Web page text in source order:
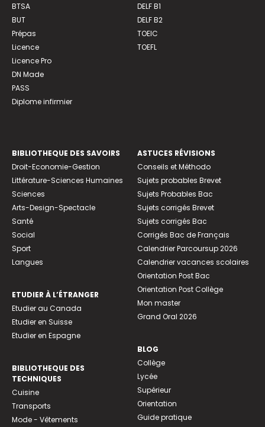
BTSA
BUT
Prépas
Licence
Licence Pro
DN Made
PASS
Diplome infirmier
DELF B1
DELF B2
TOEIC
TOEFL
BIBLIOTHEQUE DES SAVOIRS
Droit-Economie-Gestion
Littérature-Sciences Humaines
Sciences
Arts-Design-Spectacle
Santé
Social
Sport
Langues
ETUDIER À L’ÉTRANGER
Etudier au Canada
Etudier en Suisse
Etudier en Espagne
BIBLIOTHEQUE DES
TECHNIQUES
Cuisine
Transports
Mode - Vêtements
ASTUCES RÉVISIONS
Conseils et Méthodo
Sujets probables Brevet
Sujets Probables Bac
Sujets corrigés Brevet
Sujets corrigés Bac
Corrigés Bac de Français
Calendrier Parcoursup 2026
Calendrier vacances scolaires
Orientation Post Bac
Orientation Post Collège
Mon master
Grand Oral 2026
BLOG
Collège
Lycée
Supérieur
Orientation
Guide pratique